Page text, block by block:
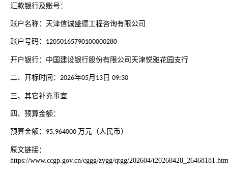
汇款银行及账号：
账户名称：天津信诚盛德工程咨询有限公司
账户号码： 12050165790100000280
开户银行：中国建设银行股份有限公司天津悦雅花园支行
二、开标时间： 2026年05月 13 日 09:30
三、其它补充事宜
四、预算金额：
预算金额： 95.964000 万元（人民币）
原文链接：
https://www.ccgp.gov.cn/cggg/zygg/qtgg/202604/t20260428_26468181.htm